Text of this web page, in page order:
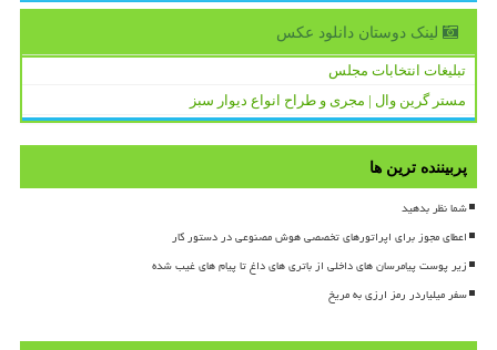
لینک دوستان دانلود عكس
تبلیغات انتخابات مجلس
مستر گرین وال | مجری و طراح انواع دیوار سبز
پربیننده ترین ها
شما نظر بدهید
اعطای مجوز برای اپراتورهای تخصصی هوش مصنوعی در دستور کار
زیر پوست پیامرسان های داخلی از باتری های داغ تا پیام های غیب شده
سفر میلیاردر رمز ارزی به مریخ